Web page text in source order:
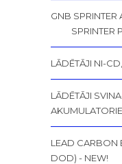
GNB SPRINTER
SPRINTER
LĀDĒTĀJI NI-
LĀDĒTĀJI
LEAD CARBON
DOD) - NEW!